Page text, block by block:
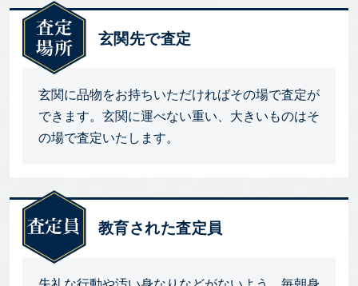
玄関先で査定
玄関に品物をお持ちいただければその場で査定が
できます。玄関に運べない重い、大きいものはそ
の場で査定いたします。
教育された査定員